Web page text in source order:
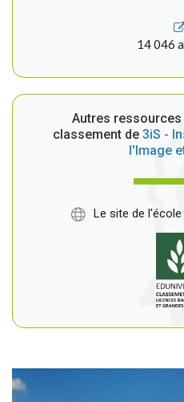
14 046
Autres
classement de3iS -
l'Image
Le site de l'école